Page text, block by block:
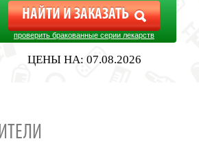
проверить бракованные серии лекарств
ЦЕНЫ НА: 07.08.2026